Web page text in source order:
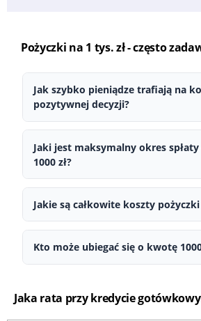
Pożyczki na 1 tys. zł - często
Jak szybko pieniądze trafiają na
pozytywnej decyzji?
Środki mogą trafić na konto nawet tego
zależności od godzin księgowania oraz
Jaki jest maksymalny okres
1000 zł?
Okres spłaty zależy od wybranej oferty
Zazwyczaj wynosi od kilku miesięcy do
wyższych kwotach.
Jakie są całkowite koszty pożyczki
Całkowity koszt zależy od
spłaty. Szczegółowe informacje
podpisaniem umowy.
Kto może ubiegać się o kwotę
konto bankowe. Ostateczna decyzja zależy
oceny zdolności kredytowej.
Jaka rata przy kredycie